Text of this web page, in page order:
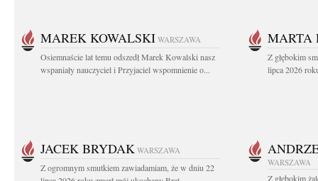
MAREK KOWALSKI WARSZAWA
Osiemnaście lat temu odszedł Marek Kowalski nasz
wspaniały nauczyciel i Przyjaciel wspomnienie o...
MARTA
Z głębokim
lipca 2026
JACEK BRYDAK WARSZAWA
Z ogromnym smutkiem zawiadamiam, że w dniu 22
WARSZAWA
Z głębokim